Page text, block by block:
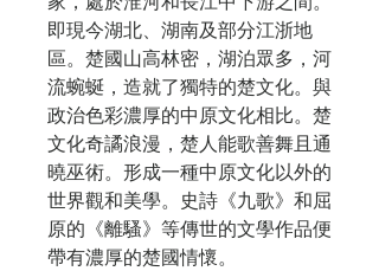
即現今湖北、湖南及部分江浙地
區。楚國山高林密，湖泊眾多，河
流蜿蜒，造就了獨特的楚文化。與
政治色彩濃厚的中原文化相比。楚
文化奇譎浪漫，楚人能歌善舞且通
曉巫術。形成一種中原文化以外的
世界觀和美學。史詩《九歌》和屈
原的《離騷》等傳世的文學作品便
帶有濃厚的楚國情懷。